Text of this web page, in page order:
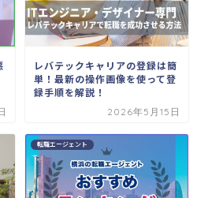
レバテックキャリアの登録は簡
単！最新の操作画像を使って登
録手順を解説！
2026年5月15日
転職エージェント